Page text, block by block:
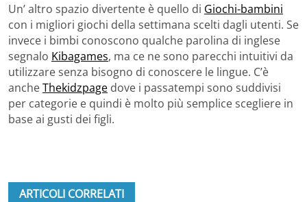
Un’ altro spazio divertente è quello di Giochi-bambini
con i migliori giochi della settimana scelti dagli utenti. Se
invece i bimbi conoscono qualche parolina di inglese
segnalo Kibagames, ma ce ne sono parecchi intuitivi da
utilizzare senza bisogno di conoscere le lingue. C’è
ancheThekidzpage dove i passatempi sono suddivisi
per categorie e quindi è molto più semplice scegliere in
base ai gusti dei figli.
ARTICOLI CORRELATI